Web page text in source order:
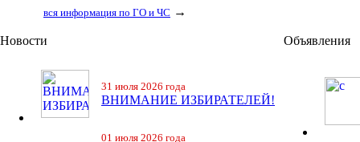
вся информация по ГО и ЧС →
Новости
31 июля 2026 года
ВНИМАНИЕ ИЗБИРАТЕЛЕЙ!
01 июля 2026 года
Объявления